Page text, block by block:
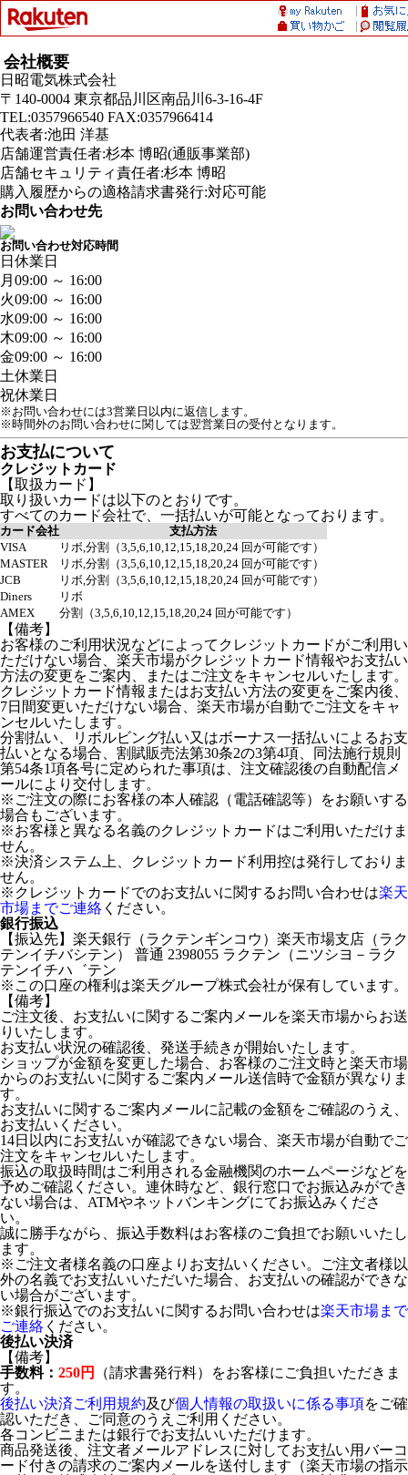
会社概要
日昭電気株式会社
〒140-0004 東京都品川区南品川6-3-16-4F
TEL:0357966540 FAX:0357966414
代表者:池田 洋基
店舗運営責任者:杉本 博昭(通販事業部)
店舗セキュリティ責任者:杉本 博昭
購入履歴からの適格請求書発行:対応可能
お問い合わせ先
お問い合わせ対応時間
日 休業日
月 09:00 ～ 16:00
火09:00 ～ 16:00
水09:00 ～ 16:00
木09:00 ～ 16:00
金09:00 ～ 16:00
土休業日
祝休業日
※お問い合わせには3営業日以内に返信します。
※時間外のお問い合わせに関しては翌営業日の受付となります。
お支払について
クレジットカード
【取扱カード】
取り扱いカードは以下のとおりです。
すべてのカード会社で、一括払いが可能となっております。
カード会社
支払方法
VISA
リボ,分割（3,5,6,10,12,15,18,20,24 回が可能です）
MASTER
リボ,分割（3,5,6,10,12,15,18,20,24 回が可能です）
JCB
リボ,分割（3,5,6,10,12,15,18,20,24 回が可能です）
Diners
リボ
AMEX
分割（3,5,6,10,12,15,18,20,24 回が可能です）
【備考】
お客様のご利用状況などによってクレジットカードがご利用い
ただけない場合、楽天市場がクレジットカード情報やお支払い
方法の変更をご案内、またはご注文をキャンセルいたします。
クレジットカード情報またはお支払い方法の変更をご案内後、
7日間変更いただけない場合、楽天市場が自動でご注文をキャ
ンセルいたします。
分割払い、リボルビング払い又はボーナス一括払いによるお支
払いとなる場合、割賦販売法第30条2の3第4項、同法施行規則
第54条1項各号に定められた事項は、注文確認後の自動配信メ
ールにより交付します。
※ご注文の際にお客様の本人確認（電話確認等）をお願いする
場合もございます。
※お客様と異なる名義のクレジットカードはご利用いただけま
せん。
※決済システム上、クレジットカード利用控は発行しておりま
せん。
※クレジットカードでのお支払いに関するお問い合わせは楽天
市場までご連絡 ください。
銀行振込
【振込先】楽天銀行（ラクテンギンコウ）楽天市場支店（ラク
テンイチバシテン） 普通 2398055 ラクテン（ニツシヨ－ラク
テンイチハ゛テン
※この口座の権利は楽天グループ株式会社が保有しています。
【備考】
ご注文後、お支払いに関するご案内メールを楽天市場からお送
りいたします。
お支払い状況の確認後、発送手続きが開始いたします。
ショップが金額を変更した場合、お客様のご注文時と楽天市場
からのお支払いに関するご案内メール送信時で金額が異なりま
す。
お支払いに関するご案内メールに記載の金額をご確認のうえ、
お支払いください。
14日以内にお支払いが確認できない場合、楽天市場が自動でご
注文をキャンセルいたします。
振込の取扱時間はご利用される金融機関のホームページなどを
予めご確認ください。連休時など、銀行窓口でお振込みができ
ない場合は、ATMやネットバンキングにてお振込みくださ
い。
誠に勝手ながら、振込手数料はお客様のご負担でお願いいたし
ます。
※ご注文者様名義の口座よりお支払いください。ご注文者様以
外の名義でお支払いいただいた場合、お支払いの確認ができな
い場合がございます。
※銀行振込でのお支払いに関するお問い合わせは楽天市場まで
ご連絡 ください。
後払い決済
【備考】
手数料： 250円
（請求書発行料）をお客様にご負担いただきま
す。
後払い決済ご利用規約及び個人情報の取扱いに係る事項をご確
認いただき、ご同意のうえご利用ください。
各コンビニまたは銀行でお支払いいただけます。
商品発送後、注文者メールアドレスに対してお支払い用バーコ
ード付きの請求のご案内メールを送付します（楽天市場の指示